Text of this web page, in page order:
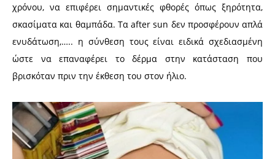
χρόνου, να επιφέρει σημαντικές φθορές όπως ξηρότητα,
σκασίματα και θαμπάδα. Τα after sun δεν προσφέρουν απλά
ενυδάτωση,….. η σύνθεση τους είναι ειδικά σχεδιασμένη
ώστε να επαναφέρει το δέρμα στην κατάσταση που
βρισκόταν πριν την έκθεση του στον ήλιο.